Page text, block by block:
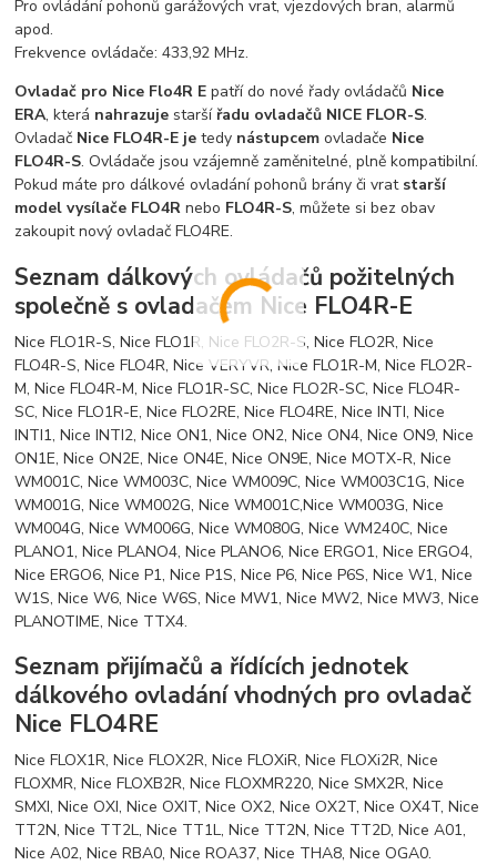
Pro ovládání pohonů garážových vrat, vjezdových bran, alarmů
apod.
Frekvence ovládače: 433,92 MHz.
Ovladač pro Nice Flo4R E patří do nové řady ovládačů Nice
ERA, která nahrazuje starší řadu ovladačů NICE FLOR-S.
Ovladač Nice FLO4R-E je tedy nástupcem ovladače Nice
FLO4R-S. Ovládače jsou vzájemně zaměnitelné, plně kompatibilní.
Pokud máte pro dálkové ovladání pohonů brány či vratstarší
model vysílače FLO4R nebo FLO4R-S, můžete si bez obav
zakoupit nový ovladač FLO4RE.
Seznam dálkových ovládačů požitelných
společně s ovladačem Nice FLO4R-E
Nice FLO1R-S, Nice FLO1R, Nice FLO2R-S, Nice FLO2R, Nice
FLO4R-S, Nice FLO4R, Nice VERYVR, Nice FLO1R-M, Nice FLO2R-
M, Nice FLO4R-M, Nice FLO1R-SC, Nice FLO2R-SC, Nice FLO4R-
SC, Nice FLO1R-E, Nice FLO2RE, Nice FLO4RE, Nice INTI, Nice
INTI1, Nice INTI2, Nice ON1, Nice ON2, Nice ON4, Nice ON9, Nice
ON1E, Nice ON2E, Nice ON4E, Nice ON9E, Nice MOTX-R, Nice
WM001C, Nice WM003C, Nice WM009C, Nice WM003C1G, Nice
WM001G, Nice WM002G, Nice WM001C,Nice WM003G, Nice
WM004G, Nice WM006G, Nice WM080G, Nice WM240C, Nice
PLANO1, Nice PLANO4, Nice PLANO6, Nice ERGO1, Nice ERGO4,
Nice ERGO6, Nice P1, Nice P1S, Nice P6, Nice P6S, Nice W1, Nice
W1S, Nice W6, Nice W6S, Nice MW1, Nice MW2, Nice MW3, Nice
PLANOTIME, Nice TTX4.
Seznam přijímačů a řídících jednotek
dálkového ovladání vhodných pro ovladač
Nice FLO4RE
Nice FLOX1R, Nice FLOX2R, Nice FLOXiR, Nice FLOXi2R, Nice
FLOXMR, Nice FLOXB2R, Nice FLOXMR220, Nice SMX2R, Nice
SMXI, Nice OXI, Nice OXIT, Nice OX2, Nice OX2T, Nice OX4T, Nice
TT2N, Nice TT2L, Nice TT1L, Nice TT2N, Nice TT2D, Nice A01,
Nice A02, Nice RBA0, Nice ROA37, Nice THA8, Nice OGA0.